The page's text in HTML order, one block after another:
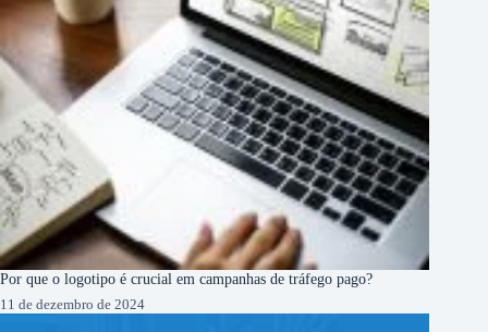
Por que o logotipo é crucial em campanhas de tráfego pago?
11 de dezembro de 2024